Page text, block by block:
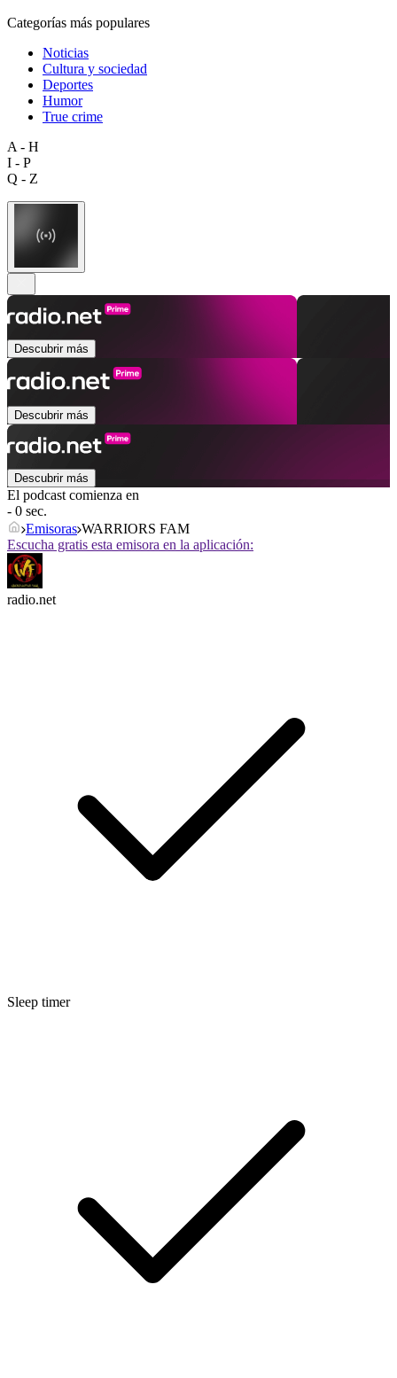
Categorías más populares
Noticias
Cultura y sociedad
Deportes
Humor
True crime
A - H
I - P
Q - Z
Descubrir más
Descubrir más
Descubrir más
El podcast comienza en
- 0 sec.
Emisoras WARRIORS FAM
Escucha gratis esta emisora en la aplicación:
radio.net
Sleep timer